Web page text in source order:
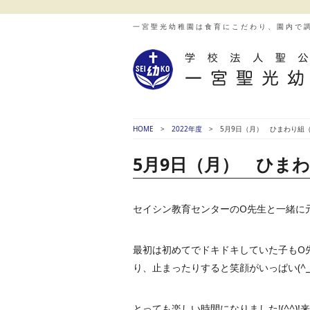
一宮聖光幼稚園は食育にこだわり、園内で
HOME 2022年度 5月9日（月） ひまわり組
5月9日（月） ひま
セイシン教育センターのO先生と一緒
最初は初めてでドキドキしていた子も
り、止まったりすると笑顔がいっぱい